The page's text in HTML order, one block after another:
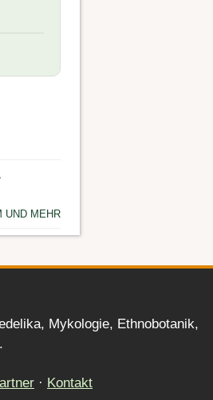
UND MEHR
Mykologie, Ethnobotanik,
· Kontakt